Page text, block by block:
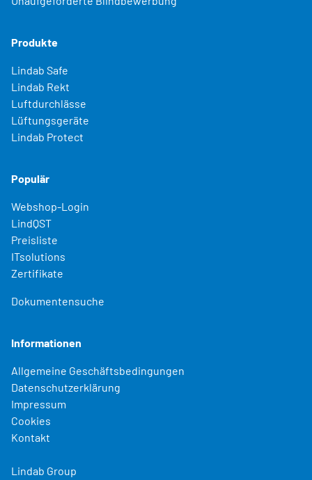
Produkte
Lindab Safe
Lindab Rekt
Luftdurchlässe
Lüftungsgeräte
Lindab Protect
Populär
Webshop-Login
LindQST
Preisliste
ITsolutions
Zertifikate
Dokumentensuche
Informationen
Allgemeine Geschäftsbedingungen
Datenschutzerklärung
Impressum
Cookies
Kontakt
Lindab Group